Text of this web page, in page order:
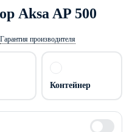
Aksa AP 500
Гарантия производителя
Контейнер